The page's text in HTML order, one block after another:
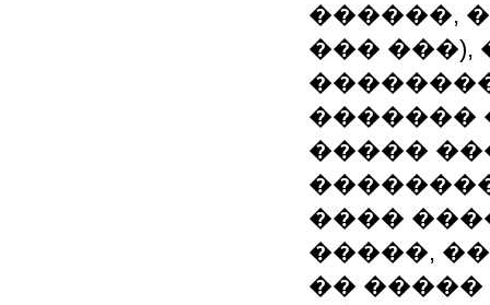
������,
���
�������
�����
����
�����,
�� �����